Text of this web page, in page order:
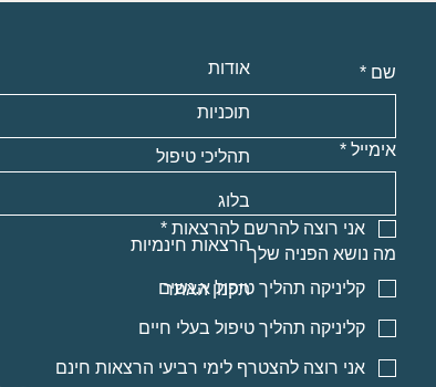
שם *
אימייל *
אני רוצה להרשם להרצאות *
מה נושא הפניה שלך
קליניקה תהליך טיפול א.נשים
קליניקה תהליך טיפול בעלי חיים
אני רוצה להצטרף לימי רביעי הרצאות חינם
אודות
תוכניות
תהליכי טיפול
בלוג
הרצאות חינמיות
תקנון האתר